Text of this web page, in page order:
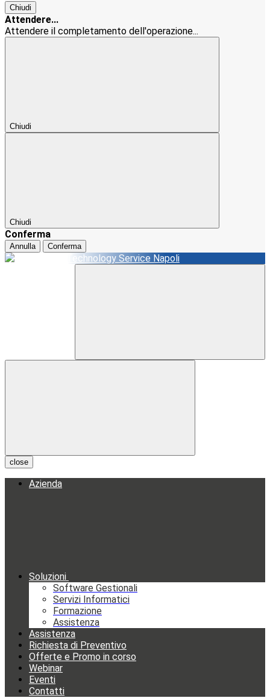
Chiudi
Attendere...
Attendere il completamento dell'operazione...
Chiudi
Chiudi
Conferma
Annulla Conferma
close
Azienda
Soluzioni
Software Gestionali
Servizi Informatici
Formazione
Assistenza
Assistenza
Richiesta di Preventivo
Offerte e Promo in corso
Webinar
Eventi
Contatti